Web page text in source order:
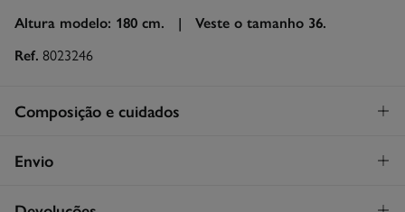
Altura modelo: 180 cm. | Veste o tamanho 36.
Ref. 8023246
Composição e cuidados
Composição
Envio
STANDARD